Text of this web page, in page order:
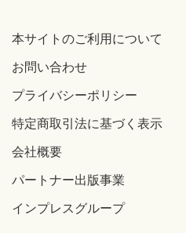
本サイトのご利用について
お問い合わせ
プライバシーポリシー
特定商取引法に基づく表示
会社概要
パートナー出版事業
インプレスグループ